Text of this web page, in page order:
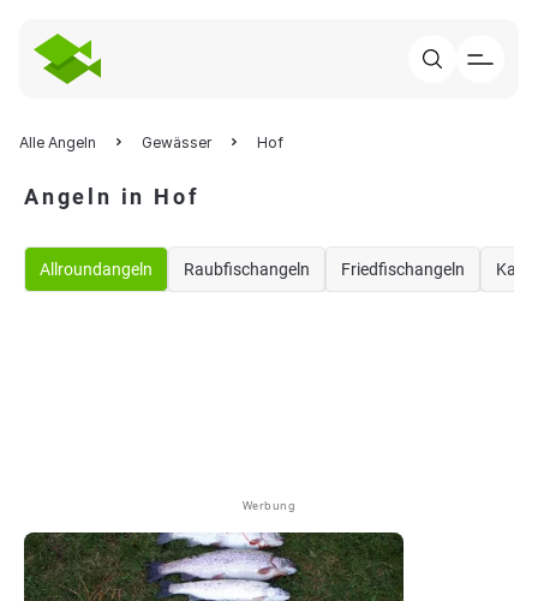
Alle Angeln Gewässer Hof
Angeln in Hof
Allroundangeln Raubfischangeln Friedfischangeln
Werbung